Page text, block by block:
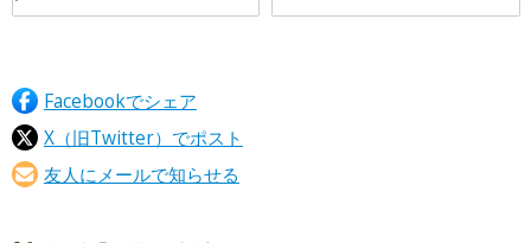
Facebookでシェア
X（旧Twitter）でポスト
友人にメールで知らせる